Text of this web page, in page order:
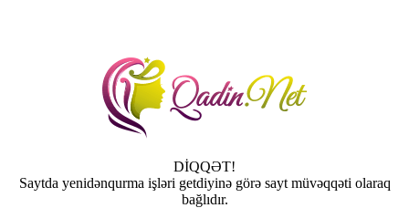
DİQQƏT!
Saytda yenidənqurma işləri getdiyinə görə sayt müvəqqəti olaraq
bağlıdır.